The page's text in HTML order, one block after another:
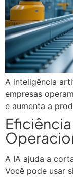
A inteligência
empresas
e aumenta a
A IA ajuda a
Você pode usar